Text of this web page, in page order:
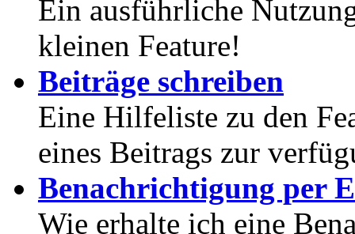
Ein ausführliche
kleinen Feature!
Beiträge schreiben
Eine Hilfeliste zu den
eines Beitrags zur
Benachrichtigung per
Wie erhalte ich eine